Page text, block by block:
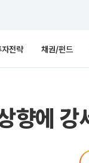
자전략 채권/펀드
향에 강